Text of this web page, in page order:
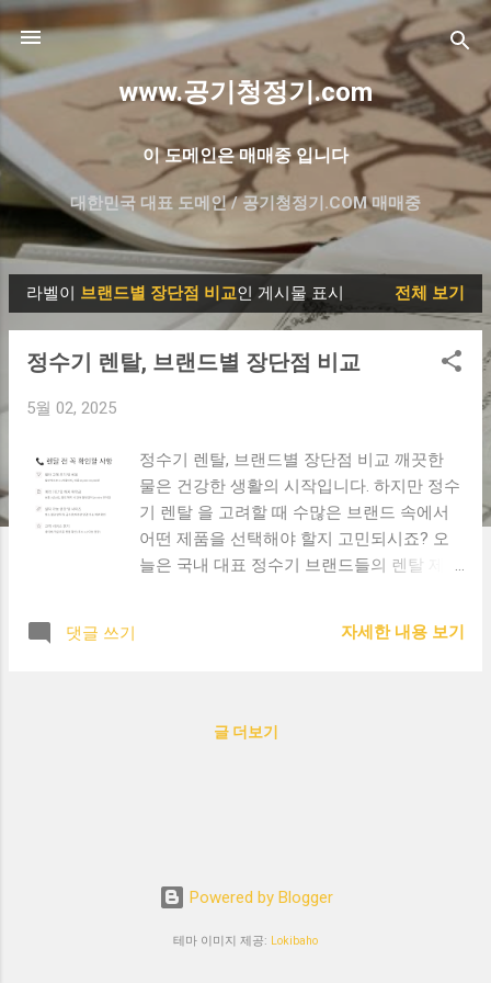
기본 콘텐츠로 건너뛰기
www.공기청정기.com
이 도메인은 매매중 입니다
대한민국 대표 도메인 / 공기청정기.COM 매매중
더보기… 프리미엄 한글 도메인 매매- 대방출
글
라벨이 브랜드별 장단점 비교인 게시물 표시 전체 보기
정수기 렌탈, 브랜드별 장단점 비교
5월 02, 2025
정수기 렌탈, 브랜드별 장단점 비교 깨끗한
물은 건강한 생활의 시작입니다. 하지만 정수
기 렌탈 을 고려할 때 수많은 브랜드 속에서
어떤 제품을 선택해야 할지 고민되시죠? 오
늘은 국내 대표 정수기 브랜드들의 렌탈 제품
주요 브랜드별 비교 브랜드 장점 단점 코웨이
업 - 렌탈료가 비교적 높음 - 일부 모델은 설
인 경우 있음 - 브랜드 신뢰도에서 다소 아쉬
움 LG 퓨리케어 - 가전 브랜드의 프리미엄 이
댓글 쓰기 자세한 내용 보기
글 더보기
Powered by Blogger
테마 이미지 제공: Lokibaho